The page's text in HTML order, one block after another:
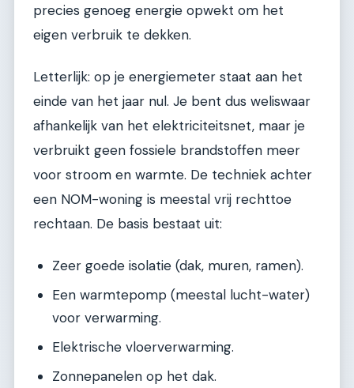
precies genoeg energie opwekt om het
eigen verbruik te dekken.
Letterlijk: op je energiemeter staat aan het
einde van het jaar nul. Je bent dus weliswaar
afhankelijk van het elektriciteitsnet, maar je
verbruikt geen fossiele brandstoffen meer
voor stroom en warmte. De techniek achter
een NOM-woning is meestal vrij rechttoe
rechtaan. De basis bestaat uit:
Zeer goede isolatie (dak, muren, ramen).
Een warmtepomp (meestal lucht-water)
voor verwarming.
Elektrische vloerverwarming.
Zonnepanelen op het dak.